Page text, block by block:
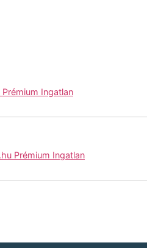
Ingatlan
Prémium Ingatlan